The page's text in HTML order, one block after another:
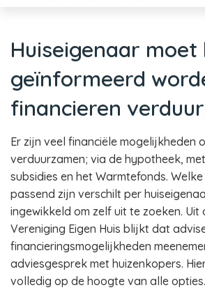
Huiseigenaar moet
geïnformeerd
financieren
Er zijn veel financiële mogelijkheden
verduurzamen; via de hypotheek,
subsidies en het Warmtefonds.
passend zijn verschilt per
ingewikkeld om zelf uit te zoeken. Uit
Vereniging Eigen Huis blijkt dat
financieringsmogelijkheden
adviesgesprek met huizenkopers.
volledig op de hoogte van alle